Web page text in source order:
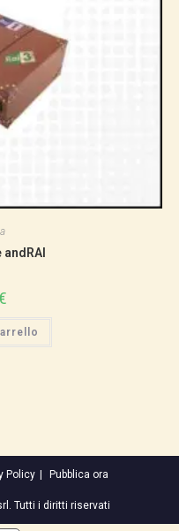
Policy Pubblica ora
Tutti i diritti riservati